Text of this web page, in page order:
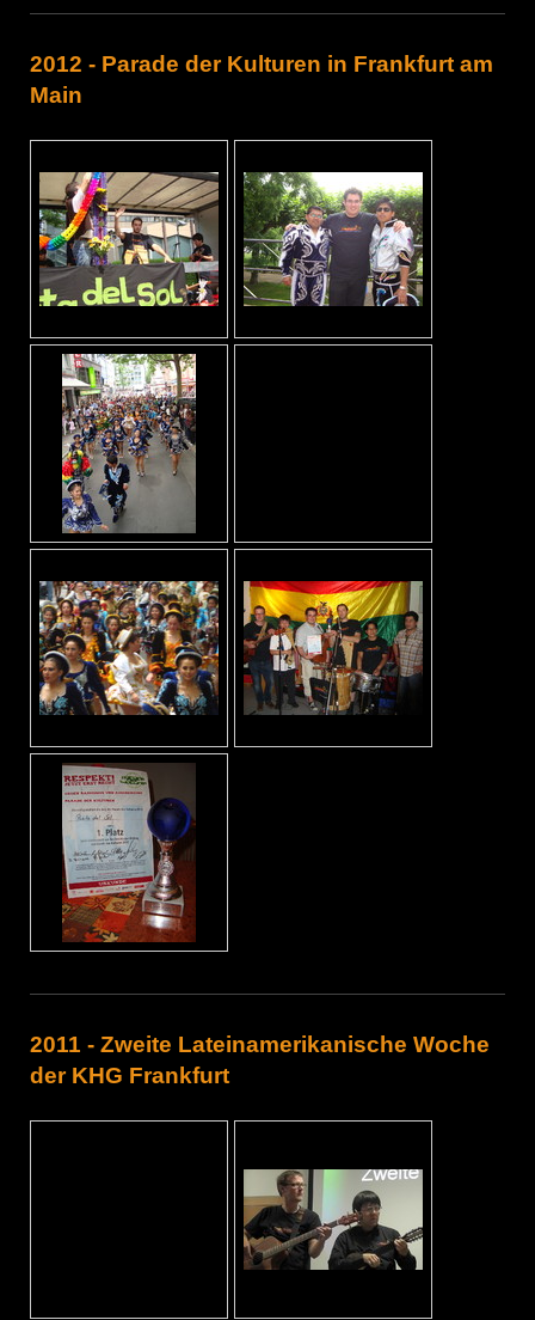
2012 - Parade der Kulturen in Frankfurt am
Main
2011 - Zweite Lateinamerikanische Woche
der KHG Frankfurt